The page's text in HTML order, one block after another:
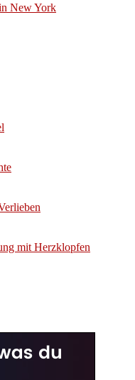
New York
mit Herzklopfen